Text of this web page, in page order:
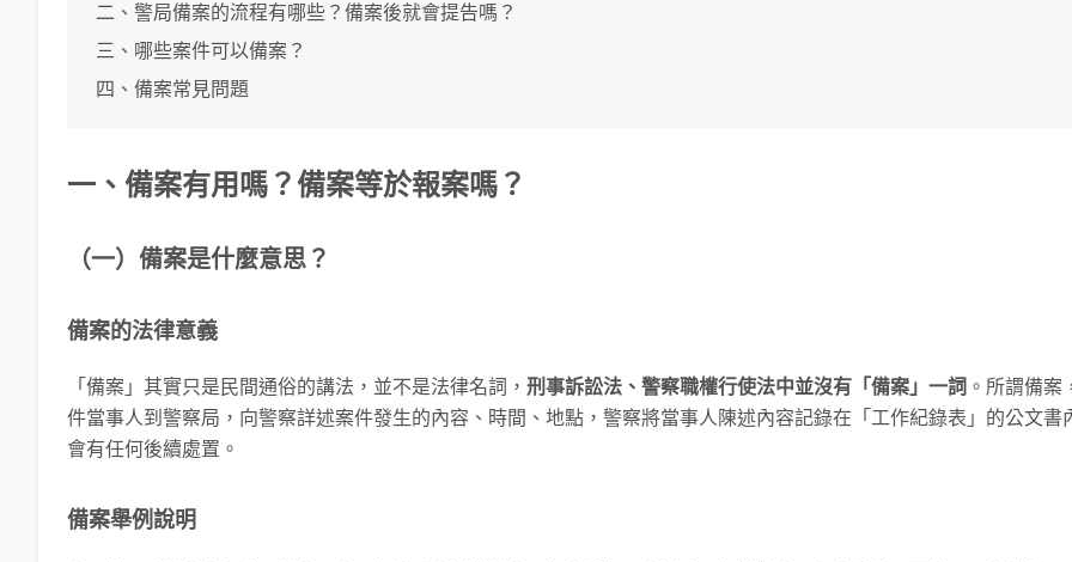
二、警局備案的流程有哪些？備案後就會提告嗎？
三、哪些案件可以備案？
四、備案常見問題
一、備案有用嗎？備案等於報案嗎？
（一）備案是什麼意思？
備案的法律意義
「備案」其實只是民間通俗的講法，並不是法律名詞， 刑事訴訟法、警察職權行使法中並沒有「備案」一詞 。所謂備案
件當事人到警察局，向警察詳述案件發生的內容、時間、地點，警察將當事人陳述內容記錄在「工作紀錄表」的公文書
會有任何後續處置。
備案舉例說明